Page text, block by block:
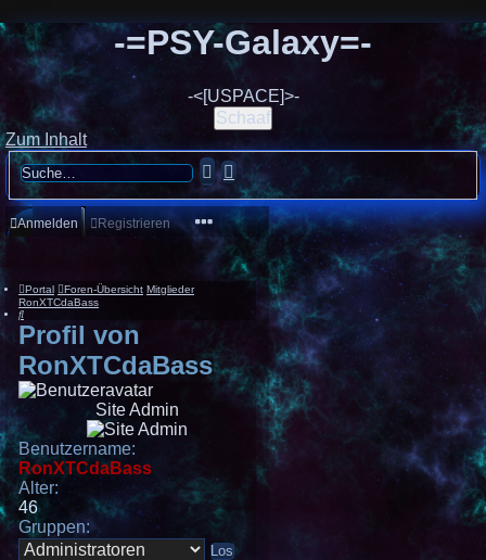
-=PSY-Galaxy=-
-<[USPACE]>-
Schaaf
Zum Inhalt
Suche
Erweiterte
Suche
Anmelden Registrieren
Portal Foren-Übersicht Mitglieder
RonXTCdaBass
Suche
Profil von
RonXTCdaBass
Site Admin
Benutzername:
RonXTCdaBass
Alter:
46
Gruppen: